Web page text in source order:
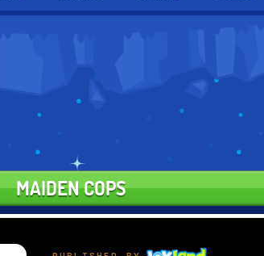
MAIDEN COPS